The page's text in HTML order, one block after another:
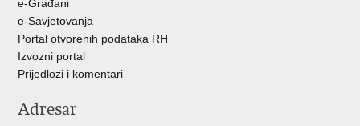
e-Građani
e-Savjetovanja
Portal otvorenih podataka RH
Izvozni portal
Prijedlozi i komentari
Adresar